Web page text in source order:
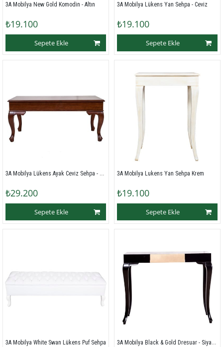
3A Mobilya New Gold Komodin - Altın
₺19.100
Sepete Ekle
3A Mobilya Lükens Yan Sehpa - Ceviz
₺19.100
Sepete Ekle
3A Mobilya Lükens Ayak Ceviz Sehpa - Kahverengi
₺29.200
Sepete Ekle
3A Mobilya Lukens Yan Sehpa Krem
₺19.100
Sepete Ekle
3A Mobilya White Swan Lükens Puf Sehpa 3A Mobilya Black & Gold Dresuar - Siyah/Sarı